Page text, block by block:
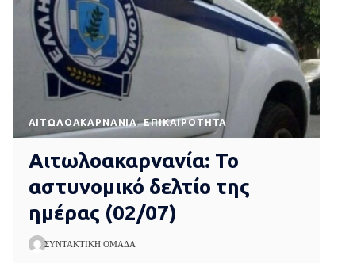
AΙΤΩΛΟΑΚΑΡΝΑΝΊΑ EΠΙΚΑΙΡΌΤΗΤΑ
Αιτωλοακαρνανία: Το
αστυνομικό δελτίο της
ημέρας (02/07)
ΣΥΝΤΑΚΤΙΚΉ ΟΜΆΔΑ